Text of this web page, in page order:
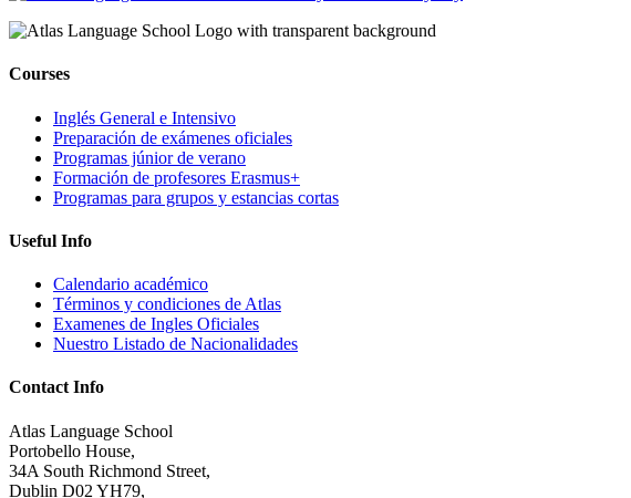
Courses
Inglés General e Intensivo
Preparación de exámenes oficiales
Programas júnior de verano
Formación de profesores Erasmus+
Programas para grupos y estancias cortas
Useful Info
Calendario académico
Términos y condiciones de Atlas
Examenes de Ingles Oficiales
Nuestro Listado de Nacionalidades
Contact Info
Atlas Language School
Portobello House,
34A South Richmond Street,
Dublin D02 YH79,